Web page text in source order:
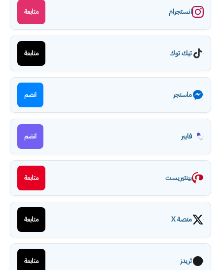
انستجرام متابعة
تيك توك متابعة
ماسنجر انضم
فايبر انضم
بينتيريست متابعة
منصة X متابعة
ثريدز متابعة